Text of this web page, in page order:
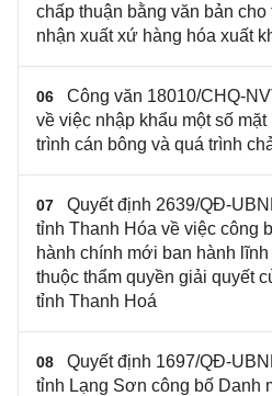
chấp thuận bằng văn bản
nhận xuất xứ hàng hóa xuất
06
Công văn 18010/CHQ-
về việc nhập khẩu một số
trình cán bông và quá trình
07
Quyết định 2639/QĐ-
tỉnh Thanh Hóa về việc công
hành chính mới ban hành
thuộc thẩm quyền giải quyết
tỉnh Thanh Hoá
08
Quyết định 1697/QĐ-
tỉnh Lạng Sơn công bố Danh